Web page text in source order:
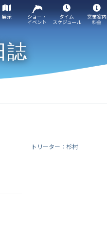
展示 ショー・
イベント
タイム
スケジュール
営業案内
料金
誌
トリーター：杉村